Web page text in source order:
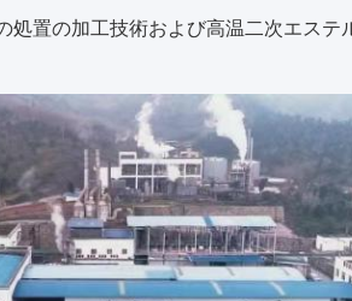
処置の加工技術および高温二次エス